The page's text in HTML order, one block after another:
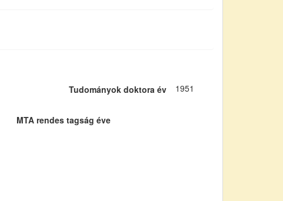
Tudományok doktora év
1951
MTA rendes tagság éve